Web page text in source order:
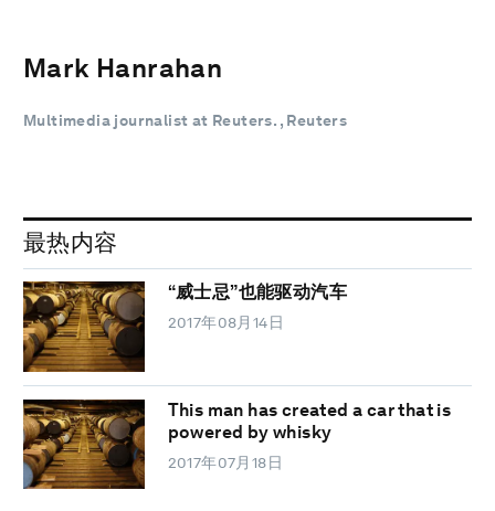
Mark Hanrahan
Multimedia journalist at Reuters. , Reuters
最热内容
“威士忌”也能驱动汽车
2017年08月14日
This man has created a car that is
powered by whisky
2017年07月18日